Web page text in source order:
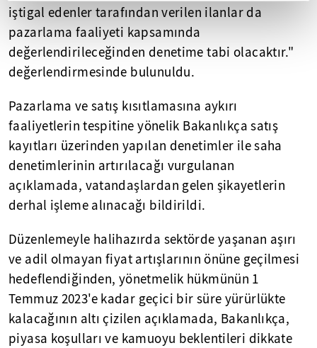
iştigal edenler tarafından verilen ilanlar da
pazarlama faaliyeti kapsamında
değerlendirileceğinden denetime tabi olacaktır."
değerlendirmesinde bulunuldu.
Pazarlama ve satış kısıtlamasına aykırı
faaliyetlerin tespitine yönelik Bakanlıkça satış
kayıtları üzerinden yapılan denetimler ile saha
denetimlerinin artırılacağı vurgulanan
açıklamada, vatandaşlardan gelen şikayetlerin
derhal işleme alınacağı bildirildi.
Düzenlemeyle halihazırda sektörde yaşanan aşırı
ve adil olmayan fiyat artışlarının önüne geçilmesi
hedeflendiğinden, yönetmelik hükmünün 1
Temmuz 2023'e kadar geçici bir süre yürürlükte
kalacağının altı çizilen açıklamada, Bakanlıkça,
piyasa koşulları ve kamuoyu beklentileri dikkate